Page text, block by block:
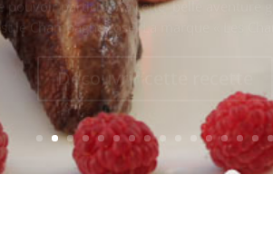
Découvrir cette recette